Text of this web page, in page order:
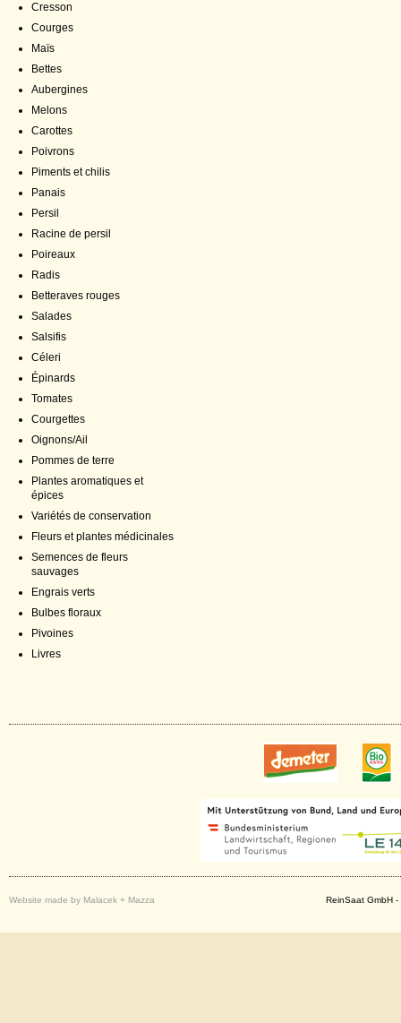
Cresson
Courges
Maïs
Bettes
Aubergines
Melons
Carottes
Poivrons
Piments et chilis
Panais
Persil
Racine de persil
Poireaux
Radis
Betteraves rouges
Salades
Salsifis
Céleri
Épinards
Tomates
Courgettes
Oignons/Ail
Pommes de terre
Plantes aromatiques et
épices
Variétés de conservation
Fleurs et plantes médicinales
Semences de fleurs
sauvages
Engrais verts
Bulbes floraux
Pivoines
Livres
Website made by Malacek + Mazza ReinSaat GmbH